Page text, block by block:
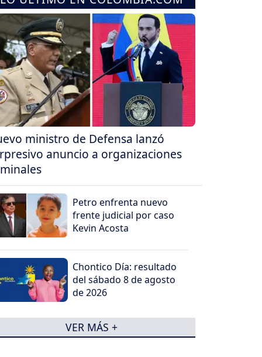
ministro de Defensa lanzó
anuncio a organizaciones
Petro enfrenta nuevo
frente judicial por caso
Kevin Acosta
Chontico Día: resultado
del sábado 8 de agosto
de 2026
VER MÁS +